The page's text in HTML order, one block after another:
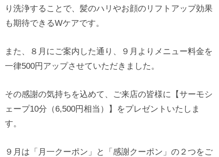
り洗浄することで、髪のハリやお顔のリフトアップ効果
も期待できるWケアです。
また、８月にご案内した通り、９月よりメニュー料金を
一律500円アップさせていただきました。
その感謝の気持ちを込めて、ご来店の皆様に【サーモシ
ェープ10分（6,500円相当）】をプレゼントいたしま
す。
９月は「月一クーポン」と「感謝クーポン」の２つをご